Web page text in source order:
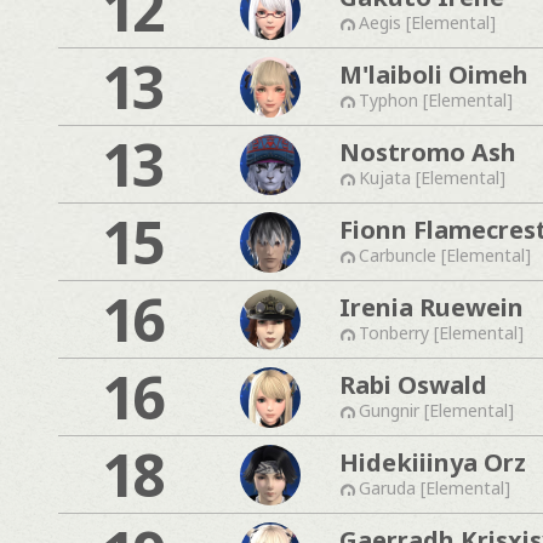
Aegis [Elemental]
13 M'laiboli Oimeh
Typhon [Elemental]
13 Nostromo Ash
Kujata [Elemental]
15 Fionn
Carbuncle [Elemental]
16 Irenia Ruewein
Tonberry [Elemental]
16 Rabi Oswald
Gungnir [Elemental]
18 Hidekiiinya Orz
Garuda [Elemental]